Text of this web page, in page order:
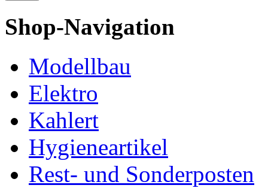
Shop-Navigation
Modellbau
Elektro
Kahlert
Hygieneartikel
Rest- und Sonderposten